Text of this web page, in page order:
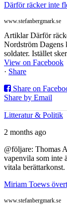
Därför räcker inte
www.stefanbergmark.se
Artiklar Därför
Nordström Dagens
soldater. Istället
View on Facebook
· Share
Share on
Share by Email
Litteratur & Politik
2 months ago
@följare: Thomas
vapenvila som inte
vitala berättarkonst.
Miriam Toews
www.stefanbergmark.se